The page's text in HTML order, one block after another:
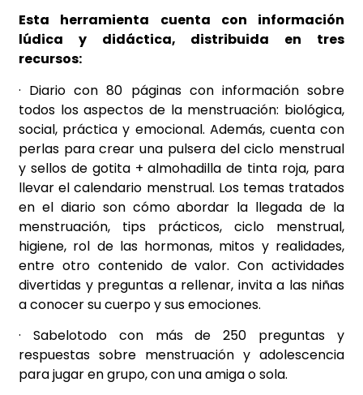
Esta herramienta cuenta con información
lúdica y didáctica, distribuida en tres
recursos:
· Diario con 80 páginas con información sobre
todos los aspectos de la menstruación: biológica,
social, práctica y emocional. Además, cuenta con
perlas para crear una pulsera del ciclo menstrual
y sellos de gotita + almohadilla de tinta roja, para
llevar el calendario menstrual. Los temas tratados
en el diario son cómo abordar la llegada de la
menstruación, tips prácticos, ciclo menstrual,
higiene, rol de las hormonas, mitos y realidades,
entre otro contenido de valor. Con actividades
divertidas y preguntas a rellenar, invita a las niñas
a conocer su cuerpo y sus emociones.
· Sabelotodo con más de 250 preguntas y
respuestas sobre menstruación y adolescencia
para jugar en grupo, con una amiga o sola.